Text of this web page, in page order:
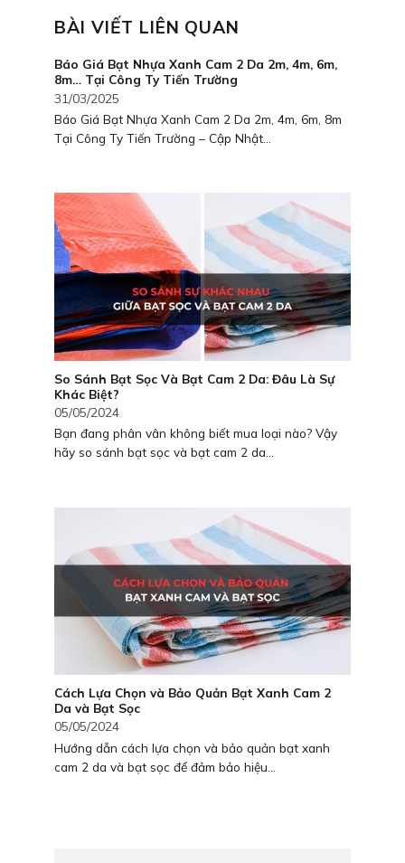
BÀI VIẾT LIÊN QUAN
Báo Giá Bạt Nhựa Xanh Cam 2 Da 2m, 4m, 6m,
8m… Tại Công Ty Tiến Trường
31/03/2025
Báo Giá Bạt Nhựa Xanh Cam 2 Da 2m, 4m, 6m, 8m
Tại Công Ty Tiến Trường – Cập Nhật...
So Sánh Bạt Sọc Và Bạt Cam 2 Da: Đâu Là Sự
Khác Biệt?
05/05/2024
Bạn đang phân vân không biết mua loại nào? Vậy
hãy so sánh bạt sọc và bạt cam 2 da...
Cách Lựa Chọn và Bảo Quản Bạt Xanh Cam 2
Da và Bạt Sọc
05/05/2024
Hướng dẫn cách lựa chọn và bảo quản bạt xanh
cam 2 da và bạt sọc để đảm bảo hiệu...